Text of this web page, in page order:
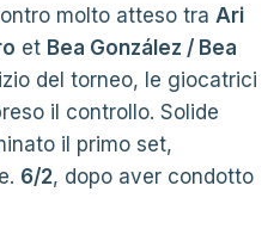
molto atteso tra Ari
et Bea González / Bea
del torneo, le giocatrici
il controllo. Solide
il primo set,
6/2, dopo aver condotto